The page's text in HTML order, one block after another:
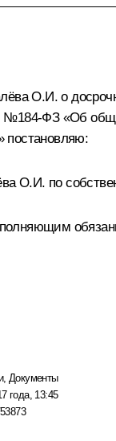
О.И. о
№184-ФЗ «Об
постановляю:
О.И. по
, Документы
года, 13:45